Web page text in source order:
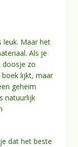
leuk. Maar het
Als je
doosje zo
lijkt, maar
geheim
natuurlijk
dat het beste